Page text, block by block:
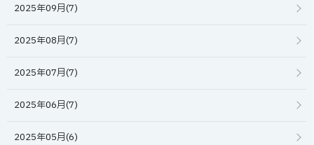
2025年09月(7)
2025年08月(7)
2025年07月(7)
2025年06月(7)
2025年05月(6)